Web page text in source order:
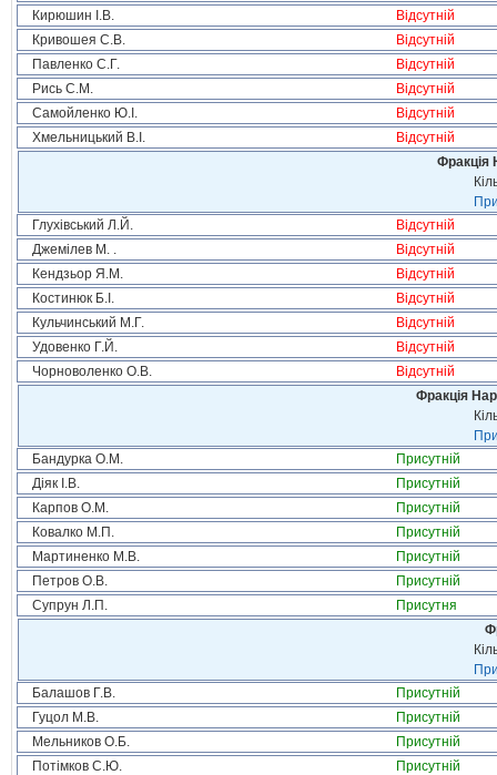
Кирюшин І.В.
Відсутній
Кривошея С.В.
Відсутній
Павленко С.Г.
Відсутній
Рись С.М.
Відсутній
Самойленко Ю.І.
Відсутній
Хмельницький В.І.
Відсутній
Фракція
Глухівський Л.Й.
Відсутній
Джемілев М. .
Відсутній
Кендзьор Я.М.
Відсутній
Костинюк Б.І.
Відсутній
Кульчинський М.Г.
Відсутній
Удовенко Г.Й.
Відсутній
Чорноволенко О.В.
Відсутній
Фракція
Бандурка О.М.
Присутній
Діяк І.В.
Присутній
Карпов О.М.
Присутній
Ковалко М.П.
Присутній
Мартиненко М.В.
Присутній
Петров О.В.
Присутній
Супрун Л.П.
Присутня
Балашов Г.В.
Присутній
Гуцол М.В.
Присутній
Мельников О.Б.
Присутній
Потімков С.Ю.
Присутній